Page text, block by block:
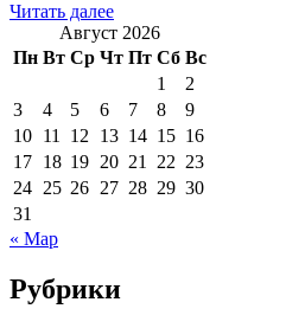
Читать далее
Август 2026
Пн Вт Ср Чт Пт Сб Вс
1
2
3
4 5 6 7 8
9
10 11 12 13 14 15 16
17 18 19 20 21 22 23
24 25 26 27 28 29 30
31
« Мар
Рубрики